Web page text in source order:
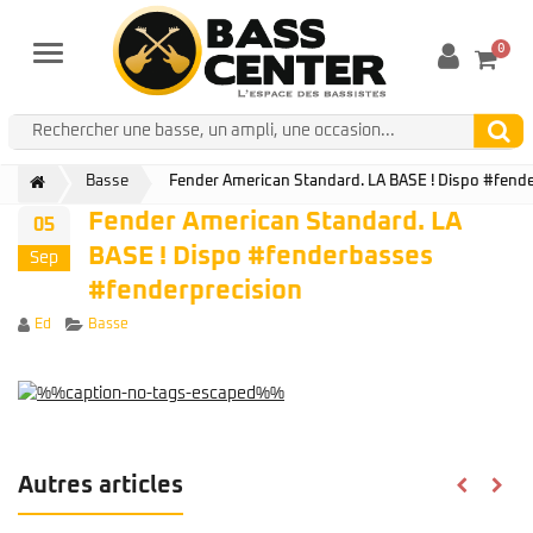
Menu 0
Basse Fender American Standard. LA BASE ! Dispo
05
Sep
Fender American Standard. LA
BASE ! Dispo #fenderbasses
#fenderprecision
Author
Ed Categories
Basse
Autres articles